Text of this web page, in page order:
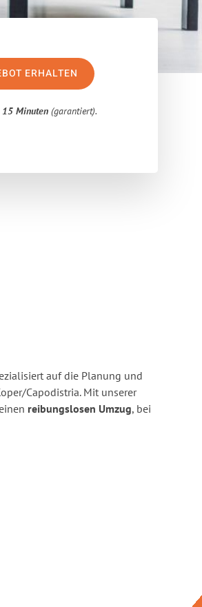
ERHALTEN
Minuten (garantiert).
auf die Planung und
Capodistria. Mit unserer
reibungslosen Umzug, bei